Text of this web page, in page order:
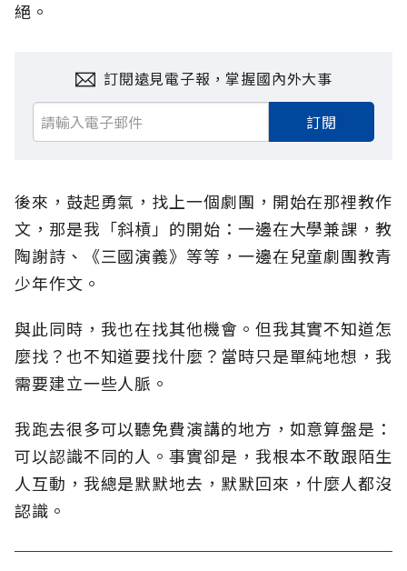
絕。
訂閱遠見電子報，掌握國內外大事
訂閱
後來，鼓起勇氣，找上一個劇團，開始在那裡教作
文，那是我「斜槓」的開始：一邊在大學兼課，教
陶謝詩、《三國演義》等等，一邊在兒童劇團教青
少年作文。
與此同時，我也在找其他機會。但我其實不知道怎
麼找？也不知道要找什麼？當時只是單純地想，我
需要建立一些人脈。
我跑去很多可以聽免費演講的地方，如意算盤是：
可以認識不同的人。事實卻是，我根本不敢跟陌生
人互動，我總是默默地去，默默回來，什麼人都沒
認識。